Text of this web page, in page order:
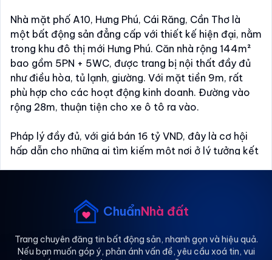
Nhà mặt phố A10, Hưng Phú, Cái Răng, Cần Thơ là
một bất động sản đẳng cấp với thiết kế hiện đại, nằm
trong khu đô thị mới Hưng Phú. Căn nhà rộng 144m²
bao gồm 5PN + 5WC, được trang bị nội thất đầy đủ
như điều hòa, tủ lạnh, giường. Với mặt tiền 9m, rất
phù hợp cho các hoạt động kinh doanh. Đường vào
rộng 28m, thuận tiện cho xe ô tô ra vào.
Pháp lý đầy đủ, với giá bán 16 tỷ VND, đây là cơ hội
hấp dẫn cho những ai tìm kiếm một nơi ở lý tưởng kết
+ Bách hóa xanh.
+ Công viên Nam Long.
+ Trường mầm non Ngôi Sao 2.
+ Bệnh viện Hoàn Mỹ Cửu Long.
ChuẩnNhà đất
Trang chuyên đăng tin bất động sản, nhanh gọn và hiệu quả.
Nếu bạn muốn góp ý, phản ánh vấn đề, yêu cầu xoá tin, vui